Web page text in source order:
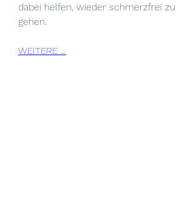
dabei helfen, wieder schmerzfrei zu
gehen.
WEITERE ...